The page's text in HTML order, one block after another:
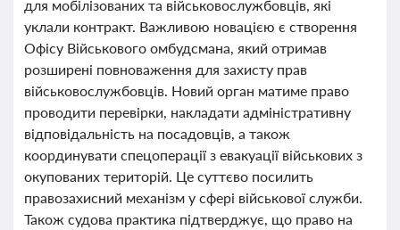
для мобілізованих та військовослужбовців, які
уклали контракт. Важливою новацією є створення
Офісу Військового омбудсмана, який отримав
розширені повноваження для захисту прав
військовослужбовців. Новий орган матиме право
проводити перевірки, накладати адміністративну
відповідальність на посадовців, а також
координувати спецоперації з евакуації військових з
окупованих територій. Це суттєво посилить
правозахисний механізм у сфері військової служби.
Також судова практика підтверджує, що право на